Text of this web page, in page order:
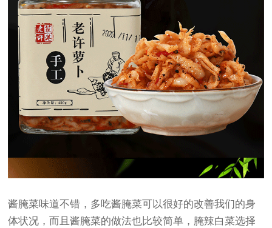
酱腌菜味道不错，多吃酱腌菜可以很好的改善我们的身
体状况，而且酱腌菜的做法也比较简单，腌辣白菜选择